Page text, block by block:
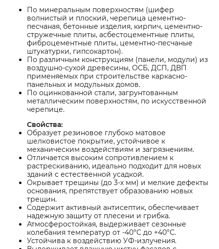
По минеральным поверхностям (шифер
волнистый и плоский, черепица цементно-
песчаная, бетонные изделия, кирпич, цементно-
стружечные плиты, асбестоцементные плиты,
фиброцементные плиты, цементно-песчаные
штукатурки, гипсокартон).
По различным конструкциям (панели, модули) из
воздушно-сухой древесины, ОСБ, ДСП, ДВП
применяемых при строительстве каркасно-
панельных и модульных домов.
По оцинкованной стали, загрунтованным
металлическим поверхностям, по искусственной
черепице.
Свойства:
Образует резиновое глубоко матовое
шелковистое покрытие, устойчивое к
механическим воздействиям и загрязнениям.
Отличается высоким сопротивлением к
растрескиванию, идеально подходит для новых
зданий с естественной усадкой.
Окрывает трещины (до 3-х мм) и мелкие дефекты
основания, препятствует образованию новых
трещин.
Содержит активный антисептик, обеспечивает
надежную защиту от плесени и грибка.
Атмосферостойкая, выдерживает сезонные
колебания температур от -40°С до +40°С.
Устойчива к воздействию УФ-излучения.